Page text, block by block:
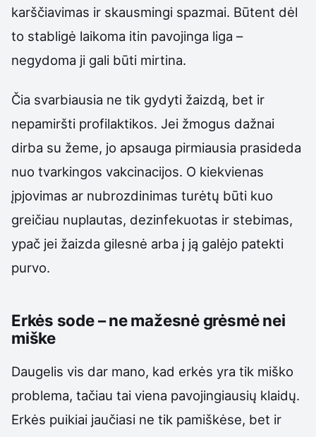
karščiavimas ir skausmingi spazmai. Būtent dėl
to stabligė laikoma itin pavojinga liga –
negydoma ji gali būti mirtina.
Čia svarbiausia ne tik gydyti žaizdą, bet ir
nepamiršti profilaktikos. Jei žmogus dažnai
dirba su žeme, jo apsauga pirmiausia prasideda
nuo tvarkingos vakcinacijos. O kiekvienas
įpjovimas ar nubrozdinimas turėtų būti kuo
greičiau nuplautas, dezinfekuotas ir stebimas,
ypač jei žaizda gilesnė arba į ją galėjo patekti
purvo.
Erkės sode – ne mažesnė grėsmė nei
miške
Daugelis vis dar mano, kad erkės yra tik miško
problema, tačiau tai viena pavojingiausių klaidų.
Erkės puikiai jaučiasi ne tik pamiškėse, bet ir